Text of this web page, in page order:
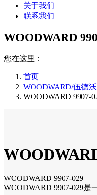
关于我们
联系我们
WOODWARD
您在这里：
首页
WOODWARD/伍德
WOODWARD 9907-
WOODWARD 9907-029
WOODWARD 9907-029是